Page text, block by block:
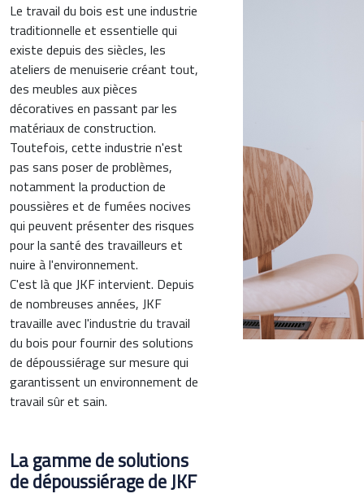
Le travail du bois est une industrie
traditionnelle et essentielle qui
existe depuis des siècles, les
ateliers de menuiserie créant tout,
des meubles aux pièces
décoratives en passant par les
matériaux de construction.
Toutefois, cette industrie n'est
pas sans poser de problèmes,
notamment la production de
poussières et de fumées nocives
qui peuvent présenter des risques
pour la santé des travailleurs et
nuire à l'environnement.
C'est là que JKF intervient. Depuis
de nombreuses années, JKF
travaille avec l'industrie du travail
du bois pour fournir des solutions
de dépoussiérage sur mesure qui
garantissent un environnement de
travail sûr et sain.
La gamme de solutions
de dépoussiérage de JKF